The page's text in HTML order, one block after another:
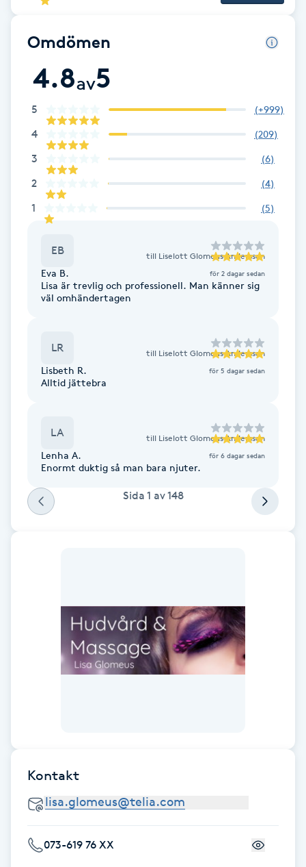
Headspa
Healing
Herrklippning
HIFU
Hollywood Peel
Hot yoga
Huduppstramning
Hyaluronsyra
Hyperhidros
Hypnos
Hårbottenbehandling
Hårförlängning
Idrottsmassage
Omdömen
4.8av5
5 (+999)
4 (209)
3 (6)
2 (4)
1 (5)
EB till Liselott Glomeus Andersson
Eva B. för 2 dagar sedan
Lisa är trevlig och professionell. Man känner sig
väl omhändertagen
LR till Liselott Glomeus Andersson
Lisbeth R. för 5 dagar sedan
Alltid jättebra
LA till Liselott Glomeus Andersson
Lenha A. för 6 dagar sedan
Enormt duktig så man bara njuter.
Sida 1 av148
Kontakt
073-619 76 XX